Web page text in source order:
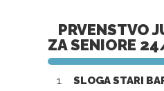
PRVENSTVO
ZA SENIORE
1. SLOGA STARI